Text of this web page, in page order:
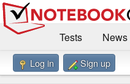
Tests
News
Benchmarks / Technik
Log in Sign up